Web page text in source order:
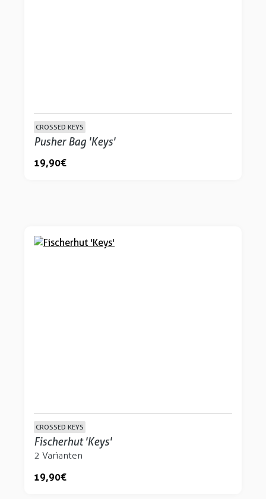
CROSSED KEYS
Pusher Bag 'Keys'
19,90 €
CROSSED KEYS
Fischerhut 'Keys'
2 Varianten
19,90 €